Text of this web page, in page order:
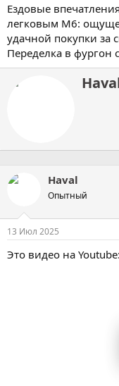
Ездовые
легковым М6:
удачной покупки за
Переделка в фургон
А
в
Haval
Опытный
13 Июл 2025
Это видео на Youtube: